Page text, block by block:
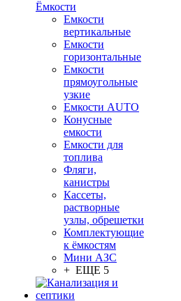
Ёмкости
Емкости
вертикальные
Емкости
горизонтальные
Емкости
прямоугольные
узкие
Емкости АUТО
Конусные
емкости
Емкости для
топлива
Фляги,
канистры
Кассеты,
растворные
узлы, обрешетки
Комплектующие
к ёмкостям
Мини АЗС
+ ЕЩЕ 5